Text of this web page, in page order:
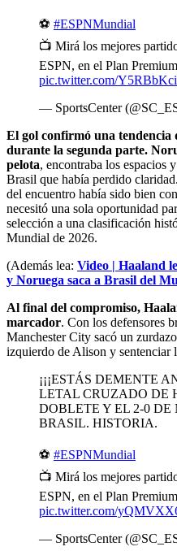
⚽ #ESPNMundial
📺 Mirá los mejores
ESPN, en el Plan
pic.twitter.com/
— SportsCenter
El gol confirmó una tendencia
durante la segunda parte.
pelota, encontraba los espacios
Brasil que había perdido
del encuentro había sido bien
necesitó una sola oportunidad
selección a una clasificación
Mundial de 2026.
(Además lea: Video | Haaland
y Noruega saca a Brasil del
Al final del compromiso,
marcador. Con los defensores
Manchester City sacó un
izquierdo de Alison y sentenciar
¡¡¡ESTÁS DEMENTE
LETAL CRUZADO DE
DOBLETE Y EL 2-0 DE
BRASIL. HISTORIA.
⚽ #ESPNMundial
📺 Mirá los mejores
ESPN, en el Plan
pic.twitter.com/
— SportsCenter